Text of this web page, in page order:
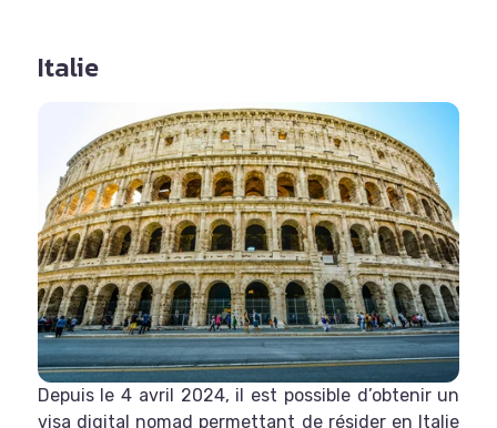
Italie
Depuis le 4 avril 2024, il est possible d’obtenir un
visa digital nomad permettant de résider en Italie